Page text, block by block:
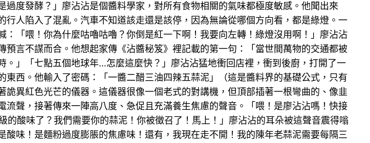
度發酵？」廖沾沾是個醬料學家，對所有食物相關的氣味都極度敏感。他聞出來
人陷入了混亂。汽車不知道該走還是該停，因為無論從哪個方向看，都是綠燈。一
「喂！你為什麼咕嚕咕嚕？你倒是紅一下啊！我要向左轉！綠燈沒用啊！」廖沾沾
言不謀而合。他想起家傳《沾醬秘笈》裡記載的第一句：「當世間萬物的交通都被
」「七點五個地球年…怎麼這麼快？」廖沾沾猛地衝回店裡，衝到後廚，打開了一
西。他輸入了密碼：「一醬二醋三油四辣五蒜泥」（這是醬料界的基礎公式，只有
異紅色光芒的儀器。這儀器很像一個老式的對講機，但頂部插著一根彎曲的、像韭
聲，接著傳來一陣高八度、急促且充滿養生焦慮的聲音。「喂！是廖沾沾嗎！快接
酸味了？我們需要你的蒜泥！你被徵召了！馬上！」廖沾沾的耳朵被這聲音震得嗡
味！是麵粉過度膨脹的焦慮味！還有，我現在走不開！我的陳年老蒜泥需要每隔三